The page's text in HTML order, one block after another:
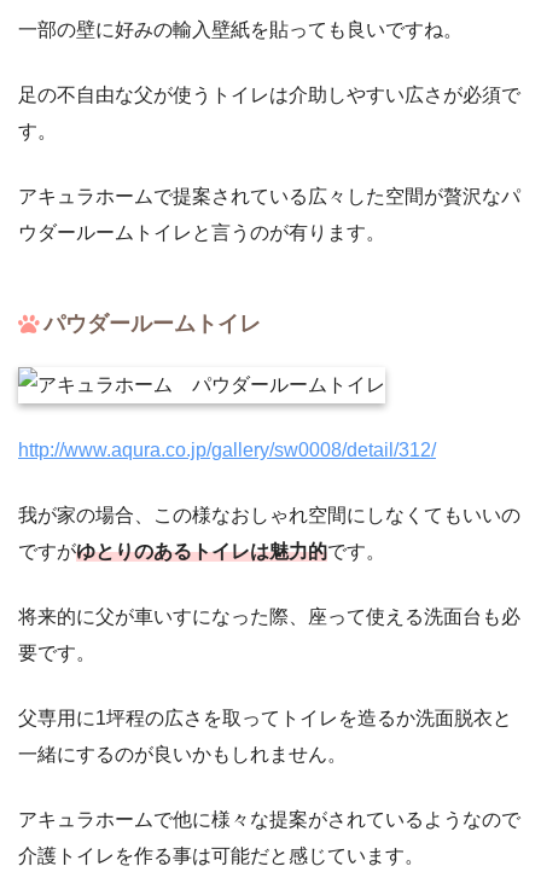
一部の壁に好みの輸入壁紙を貼っても良いですね。
足の不自由な父が使うトイレは介助しやすい広さが必須で
す。
アキュラホームで提案されている広々した空間が贅沢なパ
ウダールームトイレと言うのが有ります。
パウダールームトイレ
http://www.aqura.co.jp/gallery/sw0008/detail/312/
我が家の場合、この様なおしゃれ空間にしなくてもいいの
ですがゆとりのあるトイレは魅力的です。
将来的に父が車いすになった際、座って使える洗面台も必
要です。
父専用に1坪程の広さを取ってトイレを造るか洗面脱衣と
一緒にするのが良いかもしれません。
アキュラホームで他に様々な提案がされているようなので
介護トイレを作る事は可能だと感じています。